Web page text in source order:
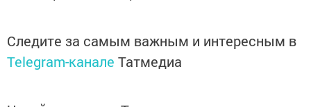
Следите за самым важным и интересным в
Telegram-канале Татмедиа